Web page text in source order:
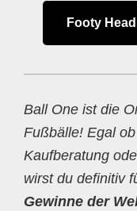
Footy
Ball One ist die
Fußbälle! Egal
Kaufberatung
wirst du definitiv
Gewinne der